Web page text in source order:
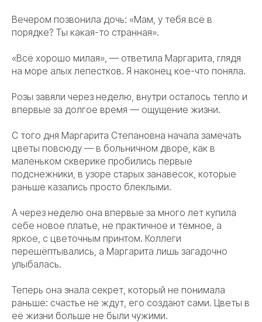
Вечером позвонила дочь: «Мам, у тебя всё в
порядке? Ты какая-то странная».
«Всё хорошо милая», — ответила Маргарита, глядя
на море алых лепестков. Я наконец кое-что поняла.
Розы завяли через неделю, внутри осталось тепло и
впервые за долгое время — ощущение жизни.
С того дня Маргарита Степановна начала замечать
цветы повсюду — в больничном дворе, как в
маленьком скверике пробились первые
подснежники, в узоре старых занавесок, которые
раньше казались просто блеклыми.
А через неделю она впервые за много лет купила
себе новое платье, не практичное и тёмное, а
яркое, с цветочным принтом. Коллеги
перешёптывались, а Маргарита лишь загадочно
улыбалась.
Теперь она знала секрет, который не понимала
раньше: счастье не ждут, его создают сами. Цветы в
её жизни больше не были чужими.